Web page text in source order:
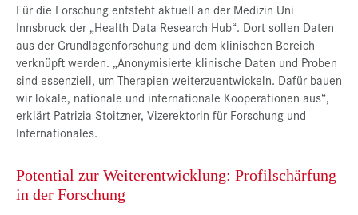
Für die Forschung entsteht aktuell an der Medizin Uni
Innsbruck der „Health Data Research Hub“. Dort sollen Daten
aus der Grundlagenforschung und dem klinischen Bereich
verknüpft werden. „Anonymisierte klinische Daten und Proben
sind essenziell, um Therapien weiterzuentwickeln. Dafür bauen
wir lokale, nationale und internationale Kooperationen aus“,
erklärt Patrizia Stoitzner, Vizerektorin für Forschung und
Internationales.
Potential zur Weiterentwicklung: Profilschärfung
in der Forschung